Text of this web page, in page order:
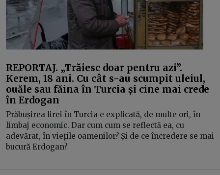
REPORTAJ. „Trăiesc doar pentru azi”.
Kerem, 18 ani. Cu cât s-au scumpit uleiul,
ouăle sau făina în Turcia și cine mai crede
în Erdogan
Prăbușirea lirei în Turcia e explicată, de multe ori, în
limbaj economic. Dar cum cum se reflectă ea, cu
adevărat, în viețile oamenilor? Și de ce încredere se mai
bucură Erdogan?